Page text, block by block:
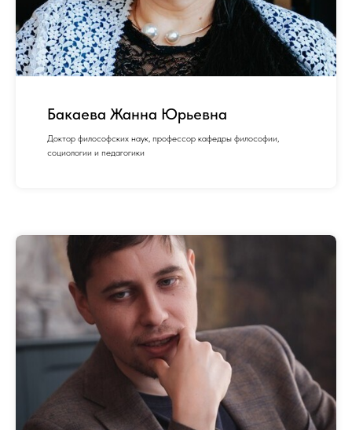
Бакаева Жанна Юрьевна
Доктор философских наук, профессор кафедры философии,
социологии и педагогики